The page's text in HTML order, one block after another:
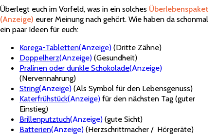
Überlegt euch im Vorfeld, was in ein solches Überlebenspaket
(Anzeige) eurer Meinung nach gehört. Wie haben da schonmal
ein paar Ideen für euch:
Korega-Tabletten(Anzeige) (Dritte Zähne)
Doppelherz(Anzeige) (Gesundheit)
Pralinen oder dunkle Schokolade(Anzeige)
(Nervennahrung)
String(Anzeige) (Als Symbol für den Lebensgenuss)
Katerfrühstück(Anzeige) für den nächsten Tag (guter
Einstieg)
Brillenputztuch(Anzeige) (gute Sicht)
Batterien(Anzeige) (Herzschrittmacher / Hörgeräte)